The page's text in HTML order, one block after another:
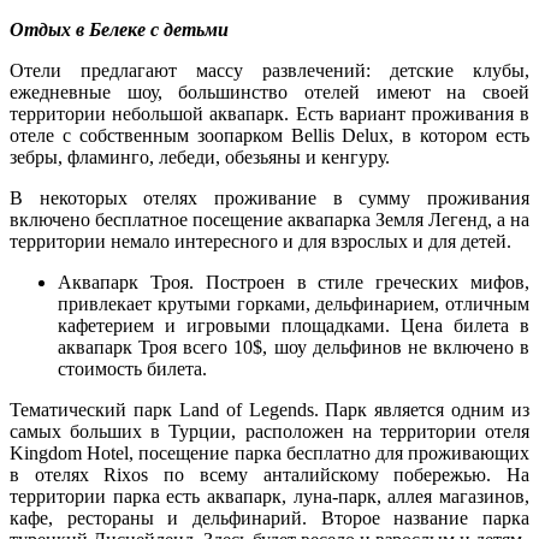
Отдых в Белеке с детьми
Отели предлагают массу развлечений: детские клубы,
ежедневные шоу, большинство отелей имеют на своей
территории небольшой аквапарк. Есть вариант проживания в
отеле с собственным зоопарком Bellis Delux, в котором есть
зебры, фламинго, лебеди, обезьяны и кенгуру.
В некоторых отелях проживание в сумму проживания
включено бесплатное посещение аквапарка Земля Легенд, а на
территории немало интересного и для взрослых и для детей.
Аквапарк Троя. Построен в стиле греческих мифов,
привлекает крутыми горками, дельфинарием, отличным
кафетерием и игровыми площадками. Цена билета в
аквапарк Троя всего 10$, шоу дельфинов не включено в
стоимость билета.
Тематический парк Land of Legends. Парк является одним из
самых больших в Турции, расположен на территории отеля
Kingdom Hotel, посещение парка бесплатно для проживающих
в отелях Rixos по всему анталийскому побережью. На
территории парка есть аквапарк, луна-парк, аллея магазинов,
кафе, рестораны и дельфинарий. Второе название парка